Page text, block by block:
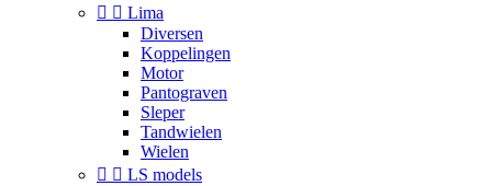
  Lima
Diversen
Koppelingen
Motor
Pantograven
Sleper
Tandwielen
Wielen
  LS models